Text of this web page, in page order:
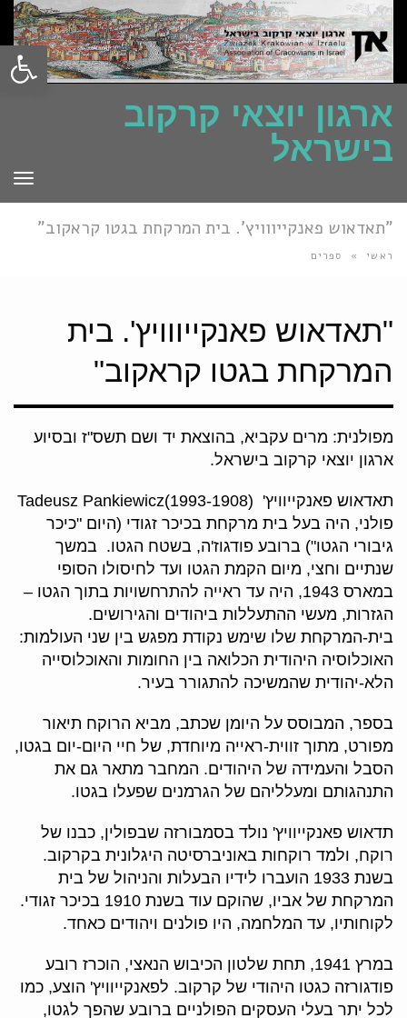
פתח
ארגון יוצאי קרקוב
בישראל
"תאדאוש פאנקייווויץ'. בית המרקחת בגטו קראקוב"
ראשי » ספרים
"תאדאוש פאנקייווויץ'. בית
המרקחת בגטו קראקוב"
מפולנית: מרים עקביא, בהוצאת יד ושם תשס"ז ובסיוע
ארגון יוצאי קרקוב בישראל.
תאדאוש פאנקייוויץ' Tadeusz Pankiewicz(1993-1908)
פולני, היה בעל בית מרקחת בכיכר זגודי (היום "כיכר
גיבורי הגטו") ברובע פודגוז'ה, בשטח הגטו. במשך
שנתיים וחצי, מיום הקמת הגטו ועד לחיסולו הסופי
במארס 1943, היה עד ראייה להתרחשויות בתוך הגטו –
הגזרות, מעשי ההתעללות ביהודים והגירושים.
בית-המרקחת שלו שימש נקודת מפגש בין שני העולמות:
האוכלוסיה היהודית הכלואה בין החומות והאוכלוסייה
הלא-יהודית שהמשיכה להתגורר בעיר.
בספר, המבוסס על היומן שכתב, מביא הרוקח תיאור
מפורט, מתוך זווית-ראייה מיוחדת, של חיי היום-יום בגטו,
הסבל והעמידה של היהודים. המחבר מתאר גם את
התנהגותם ומעלליהם של הגרמנים שפעלו בגטו.
תדאוש פאנקייוויץ' נולד בסמבורזה שבפולין, כבנו של
רוקח, ולמד רוקחות באוניברסיטה היגלונית בקרקוב.
בשנת 1933 הועברו לידיו הבעלות והניהול של בית
המרקחת של אביו, שהוקם עוד בשנת 1910 בכיכר זגודי.
לקוחותיו, עד המלחמה, היו פולנים ויהודים כאחד.
במרץ 1941, תחת שלטון הכיבוש הנאצי, הוכרז רובע
פודגורזה כגטו היהודי של קרקוב. לפאנקייוויץ' הוצע, כמו
לכל יתר בעלי העסקים הפולניים ברובע שהפך לגטו,